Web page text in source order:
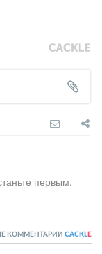
первым.
КОММЕНТАРИИ CACKL E